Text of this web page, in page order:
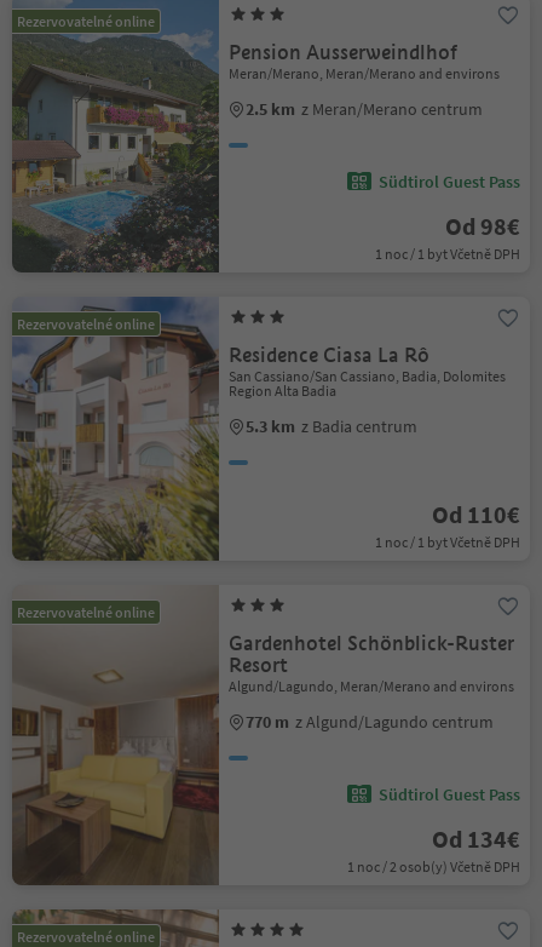
Rezervovatelné online
Pension Ausserweindlhof
Meran/Merano, Meran/Merano and environs
2.5 km z Meran/Merano centrum
Südtirol Guest Pass
Od 98€
1 noc / 1 byt Včetně DPH
Rezervovatelné online
Residence Ciasa La Rô
San Cassiano/San Cassiano, Badia, Dolomites
Region Alta Badia
5.3 km z Badia centrum
Od 110€
1 noc / 1 byt Včetně DPH
Rezervovatelné online
Gardenhotel Schönblick-Ruster
Resort
Algund/Lagundo, Meran/Merano and environs
770 m z Algund/Lagundo centrum
Südtirol Guest Pass
Od 134€
1 noc / 2 osob(y) Včetně DPH
Rezervovatelné online